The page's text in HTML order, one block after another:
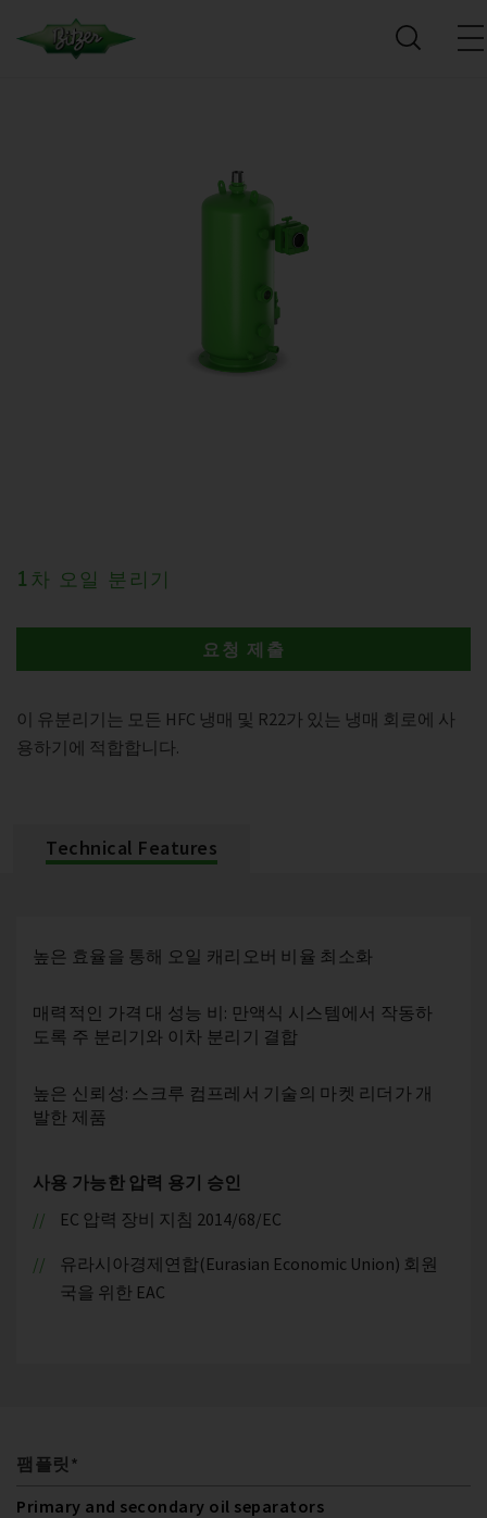
1차 오일 분리기
이 유분리기는 모든 HFC 냉매 및 R22가 있는 냉매 회로에 사
용하기에 적합합니다.
요청 제출
Technical Features
높은 효율을 통해 오일 캐리오버 비율 최소화
매력적인 가격 대 성능 비: 만액식 시스템에서 작동하
도록 주 분리기와 이차 분리기 결합
높은 신뢰성: 스크루 컴프레서 기술의 마켓 리더가 개
발한 제품
사용 가능한 압력 용기 승인
EC 압력 장비 지침 2014/68/EC
유라시아경제연합(Eurasian Economic Union) 회원
국을 위한 EAC
팸플릿*
Primary and secondary oil separators